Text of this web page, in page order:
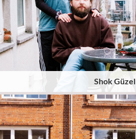
Shok Güzel